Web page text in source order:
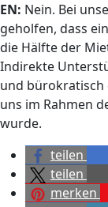
EN: Nein. Bei
geholfen, dass
die Hälfte der
Indirekte
und bürokratisch
uns im Rahmen
wurde.
teilen
teilen
merken